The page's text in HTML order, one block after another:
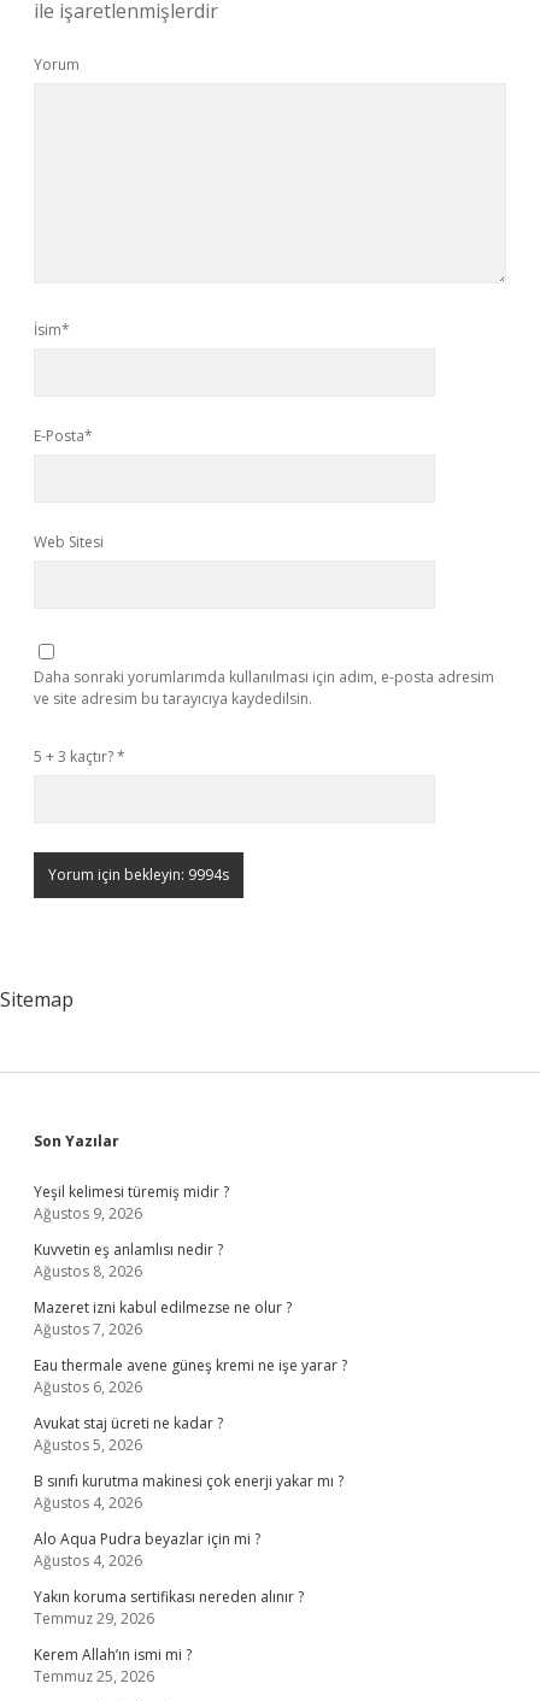
ile işaretlenmişlerdir
Yorum
İsim*
E-Posta*
Web Sitesi
Daha sonraki yorumlarımda kullanılması için adım, e-posta adresim
ve site adresim bu tarayıcıya kaydedilsin.
5 + 3 kaçtır?*
Sitemap
Sidebar
Son Yazılar
Yeşil kelimesi türemiş midir ?
Ağustos 9, 2026
Kuvvetin eş anlamlısı nedir ?
Ağustos 8, 2026
Mazeret izni kabul edilmezse ne olur ?
Ağustos 7, 2026
Eau thermale avene güneş kremi ne işe yarar ?
Ağustos 6, 2026
Avukat staj ücreti ne kadar ?
Ağustos 5, 2026
B sınıfı kurutma makinesi çok enerji yakar mı ?
Ağustos 4, 2026
Alo Aqua Pudra beyazlar için mi ?
Ağustos 4, 2026
Yakın koruma sertifikası nereden alınır ?
Temmuz 29, 2026
Kerem Allah’ın ismi mi ?
Temmuz 25, 2026